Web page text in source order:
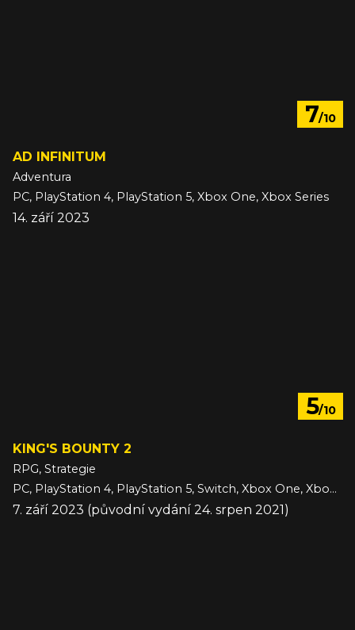
7/10
AD INFINITUM
Adventura
PC, PlayStation 4, PlayStation 5, Xbox One, Xbox Series
14. září 2023
5/10
KING'S BOUNTY 2
RPG, Strategie
PC, PlayStation 4, PlayStation 5, Switch, Xbox One, Xbox Series
7. září 2023 (původní vydání 24. srpen 2021)